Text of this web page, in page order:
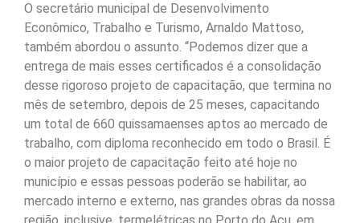
O secretário municipal de Desenvolvimento
Econômico, Trabalho e Turismo, Arnaldo Mattoso,
também abordou o assunto. “Podemos dizer que a
entrega de mais esses certificados é a consolidação
desse rigoroso projeto de capacitação, que termina no
mês de setembro, depois de 25 meses, capacitando
um total de 660 quissamaenses aptos ao mercado de
trabalho, com diploma reconhecido em todo o Brasil. É
o maior projeto de capacitação feito até hoje no
município e essas pessoas poderão se habilitar, ao
mercado interno e externo, nas grandes obras da nossa